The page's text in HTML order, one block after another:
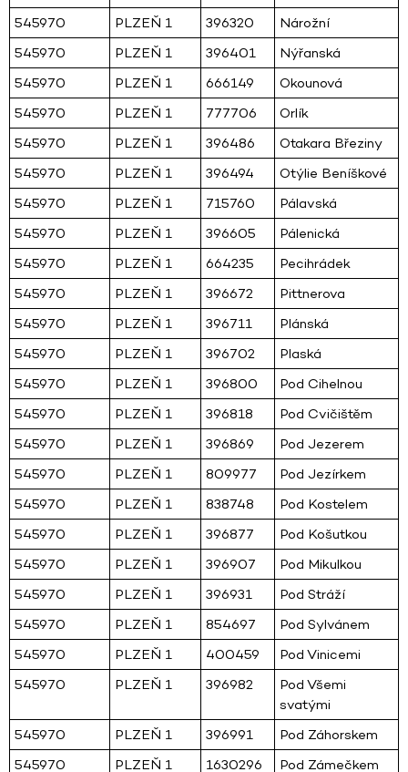
545970
PLZEŇ 1 396320
Nárožní
545970
PLZEŇ 1 396401
Nýřanská
545970
PLZEŇ 1 666149
Okounová
545970
PLZEŇ 1 777706
Orlík
545970
PLZEŇ 1 396486
Otakara Březiny
545970
PLZEŇ 1 396494
Otýlie Beníškové
545970
PLZEŇ 1 715760
Pálavská
545970
PLZEŇ 1 396605
Pálenická
545970
PLZEŇ 1 664235
Pecihrádek
545970
PLZEŇ 1 396672
Pittnerova
545970
PLZEŇ 1 396711
Plánská
545970
PLZEŇ 1 396702
Plaská
545970
PLZEŇ 1 396800
Pod Cihelnou
545970
PLZEŇ 1 396818
Pod Cvičištěm
545970
PLZEŇ 1 396869
Pod Jezerem
545970
PLZEŇ 1 809977
Pod Jezírkem
545970
PLZEŇ 1 838748
Pod Kostelem
545970
PLZEŇ 1 396877
Pod Košutkou
545970
PLZEŇ 1 396907
Pod Mikulkou
545970
PLZEŇ 1 396931
Pod Stráží
545970
PLZEŇ 1 854697
Pod Sylvánem
545970
PLZEŇ 1 400459
Pod Vinicemi
545970
PLZEŇ 1 396982
Pod Všemi
svatými
545970
PLZEŇ 1 396991
Pod Záhorskem
545970
PLZEŇ 1 1630296
Pod Zámečkem